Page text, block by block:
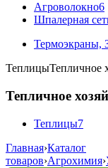
Агроволокно6
Шпалерная
Термоэкраны,
ТеплицыТепличное
Тепличное
Теплицы7
Главная›Каталог
товаров›Агрохимия›